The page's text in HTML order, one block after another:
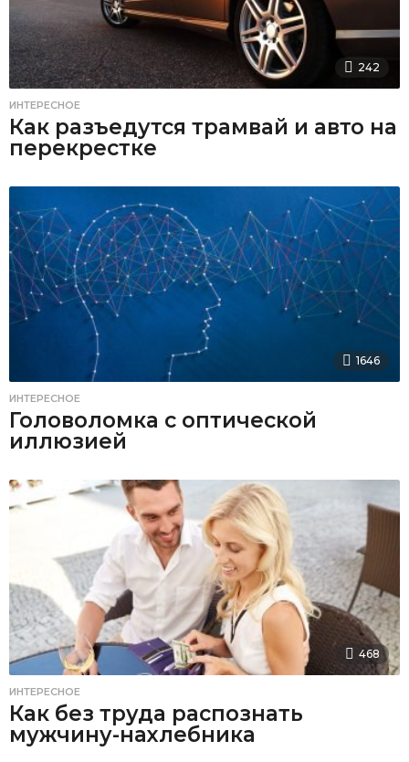
242
ИНТЕРЕСНОЕ
Как разъедутся трамвай и авто на
перекрестке
1646
ИНТЕРЕСНОЕ
Головоломка с оптической
иллюзией
468
ИНТЕРЕСНОЕ
Как без труда распознать
мужчину-нахлебника